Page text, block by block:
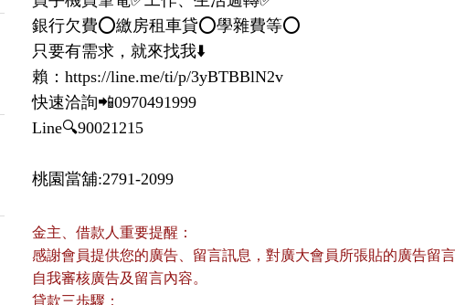
銀行欠費⭕️繳房租車貸⭕️學雜費等⭕️
只要有需求，就來找我⬇️
賴：https://line.me/ti/p/3yBTBBlN2v
快速洽詢📲0970491999
Line🔍90021215
桃園當舖:2791-2099
金主、借款人重要提醒：
感謝會員提供您的廣告、留言訊息，對廣大會員所張貼的廣告留
自我審核廣告及留言內容。
貸款三歩驟：